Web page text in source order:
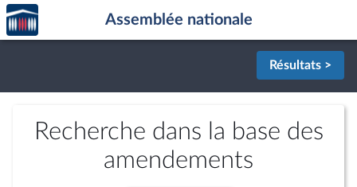
Aller au contenu
Aller en bas de la page
Accèder
à la
page
Assemblée nationale
Résultats >
Recherche dans la base des
amendements